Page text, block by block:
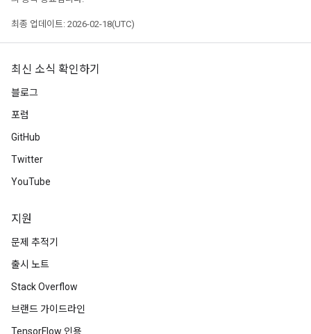
최종 업데이트: 2026-02-18(UTC)
최신 소식 확인하기
블로그
포럼
GitHub
Twitter
YouTube
지원
문제 추적기
출시 노트
Stack Overflow
브랜드 가이드라인
TensorFlow 인용